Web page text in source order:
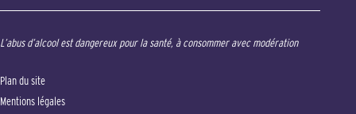
L’abus d’alcool est dangereux pour la santé, à consommer avec modération
Plan du site
Mentions légales